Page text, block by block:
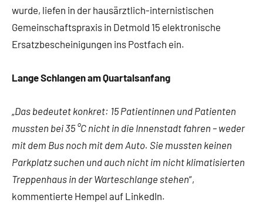
wurde, liefen in der hausärztlich-internistischen
Gemeinschaftspraxis in Detmold 15 elektronische
Ersatzbescheinigungen ins Postfach ein.
Lange Schlangen am Quartalsanfang
„Das bedeutet konkret: 15 Patientinnen und Patienten
mussten bei 35 °C nicht in die Innenstadt fahren – weder
mit dem Bus noch mit dem Auto. Sie mussten keinen
Parkplatz suchen und auch nicht im nicht klimatisierten
Treppenhaus in der Warteschlange stehen“,
kommentierte Hempel auf LinkedIn.